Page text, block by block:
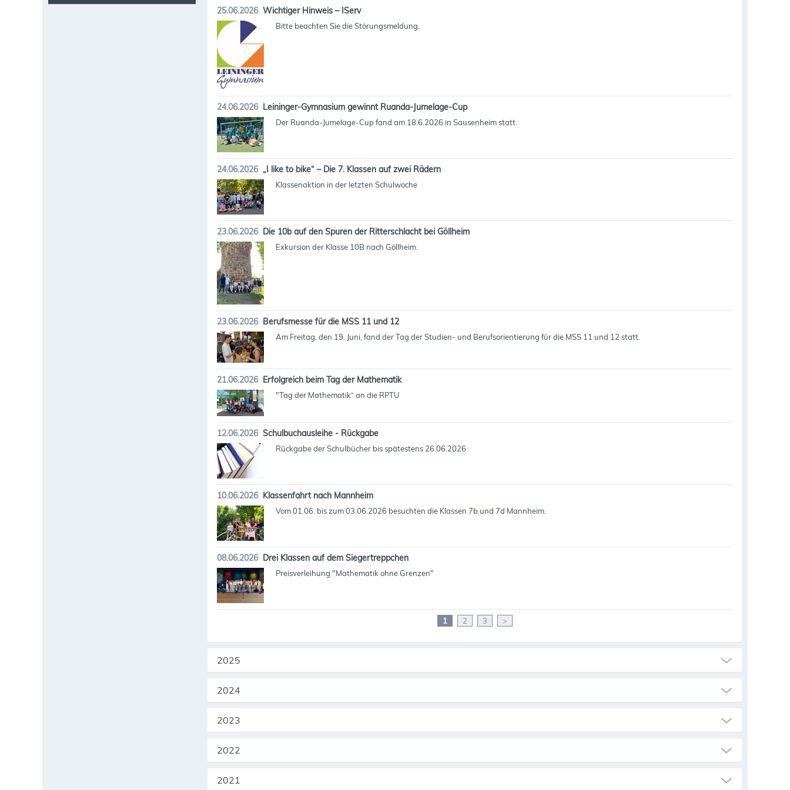
25.06.2026 Wichtiger Hinweis – IServ
Bitte beachten Sie die Störungsmeldung.
24.06.2026 Leininger-Gymnasium gewinnt Ruanda-Jumelage-Cup
Der Ruanda-Jumelage-Cup fand am 18.6.2026 in Sausenheim statt.
24.06.2026 „I like to bike“ – Die 7. Klassen auf zwei Rädern
Klassenaktion in der letzten Schulwoche
23.06.2026 Die 10b auf den Spuren der Ritterschlacht bei Göllheim
Exkursion der Klasse 10B nach Göllheim.
23.06.2026 Berufsmesse für die MSS 11 und 12
Am Freitag, den 19. Juni, fand der Tag der Studien- und Berufsorientierung für die MSS 11 und 12 statt.
21.06.2026 Erfolgreich beim Tag der Mathematik
"Tag der Mathematik“ an die RPTU
12.06.2026 Schulbuchausleihe - Rückgabe
Rückgabe der Schulbücher bis spätestens 26.06.2026
10.06.2026 Klassenfahrt nach Mannheim
Vom 01.06. bis zum 03.06.2026 besuchten die Klassen 7b und 7d Mannheim.
08.06.2026 Drei Klassen auf dem Siegertreppchen
Preisverleihung "Mathematik ohne Grenzen"
1 2 3 >
2025
2024
2023
2022
2021